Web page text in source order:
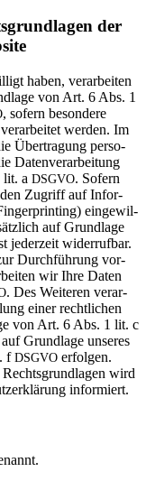
der
haben, ver­ar­beiten
von Art. 6 Abs. 1
, sofern beson­dere
ver­ar­beitet werden. Im
Über­tra­gung per­so­
Daten­ver­ar­bei­tung
lit. a DSGVO. Sofern
den Zugriff auf Infor­
ein­ge­wil­
auf Grund­lage
jeder­zeit wider­rufbar.
Durch­füh­rung vor­
wir Ihre Daten
. Des Wei­teren ver­ar­
einer recht­li­chen
von Art. 6 Abs. 1 lit. c
Grund­lage unseres
fDSGVO erfolgen.
wird
informiert.